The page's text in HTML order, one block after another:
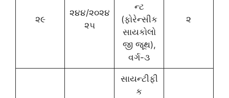
૨૯
૨૪૪/૨૦૨૪
૨૫
ન્ટ
(ફોરેન્સીક
સાયકોલો
જી જૂથ),
વર્ગ-૩
૨
સાયન્ટીફી
ક